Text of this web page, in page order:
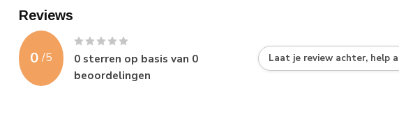
Reviews
0 /5 0 sterren op basis van 0
beoordelingen
Laat je review achter, help